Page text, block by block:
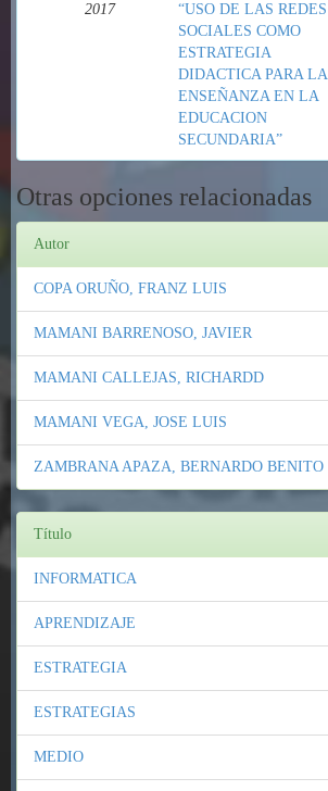
2017
“USO DE LAS REDES
SOCIALES COMO
ESTRATEGIA
DIDACTICA PARA LA
ENSEÑANZA EN LA
EDUCACION
SECUNDARIA”
Otras opciones relacionadas
Autor
COPA ORUÑO, FRANZ LUIS
MAMANI BARRENOSO, JAVIER
MAMANI CALLEJAS, RICHARDD
MAMANI VEGA, JOSE LUIS
ZAMBRANA APAZA, BERNARDO BENITO
Título
INFORMATICA
APRENDIZAJE
ESTRATEGIA
ESTRATEGIAS
MEDIO